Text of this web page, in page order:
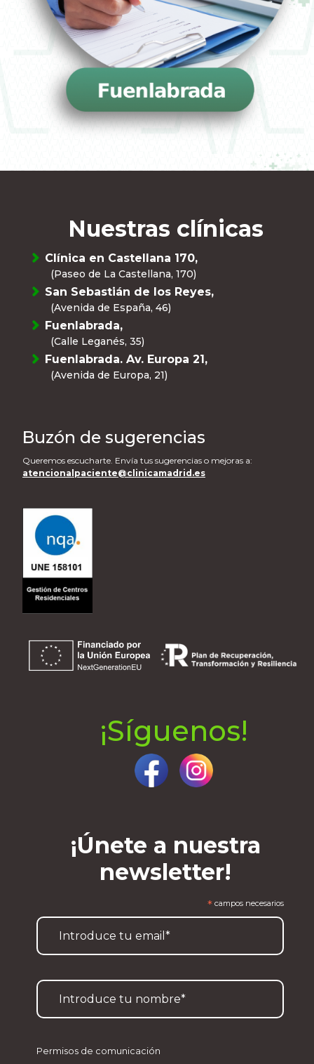
Nuestras clínicas
Clínica en Castellana 170,
(Paseo de La Castellana, 170)
San Sebastián de los Reyes,
(Avenida de España, 46)
Fuenlabrada,
(Calle Leganés, 35)
Fuenlabrada. Av. Europa 21,
(Avenida de Europa, 21)
Buzón de sugerencias
Queremos escucharte. Envía tus sugerencias o mejoras a:
atencionalpaciente@clinicamadrid.es
¡Síguenos!
¡Únete a nuestra
newsletter!
* campos necesarios
Permisos de comunicación